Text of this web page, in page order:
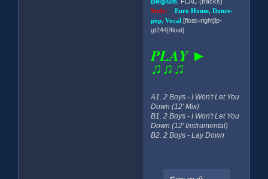
Style:Euro House, Dance-
pop, Vocal[float=right]lp-
gt244[/float]
PLAY ►
♫♫♫
A1. 2 Boys - I Won't Let You
Down (12' Mix)
B1. 2 Boys - I Won't Let You
Down (12' Instrumental)
B2. 2 Boys - Lay Down